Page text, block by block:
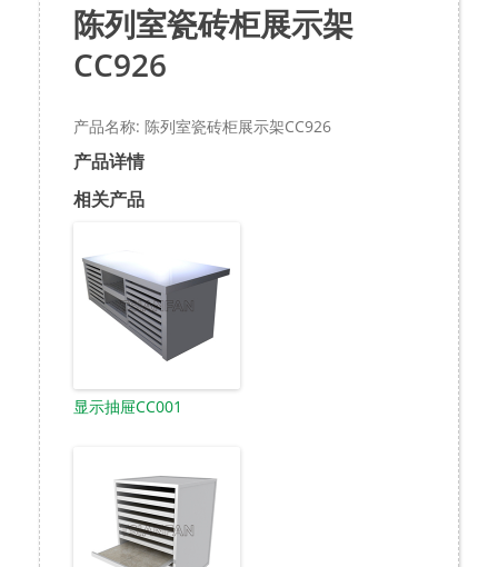
陈列室瓷砖柜展示架
CC926
产品名称: 陈列室瓷砖柜展示架CC926
产品详情
相关产品
显示抽屉CC001